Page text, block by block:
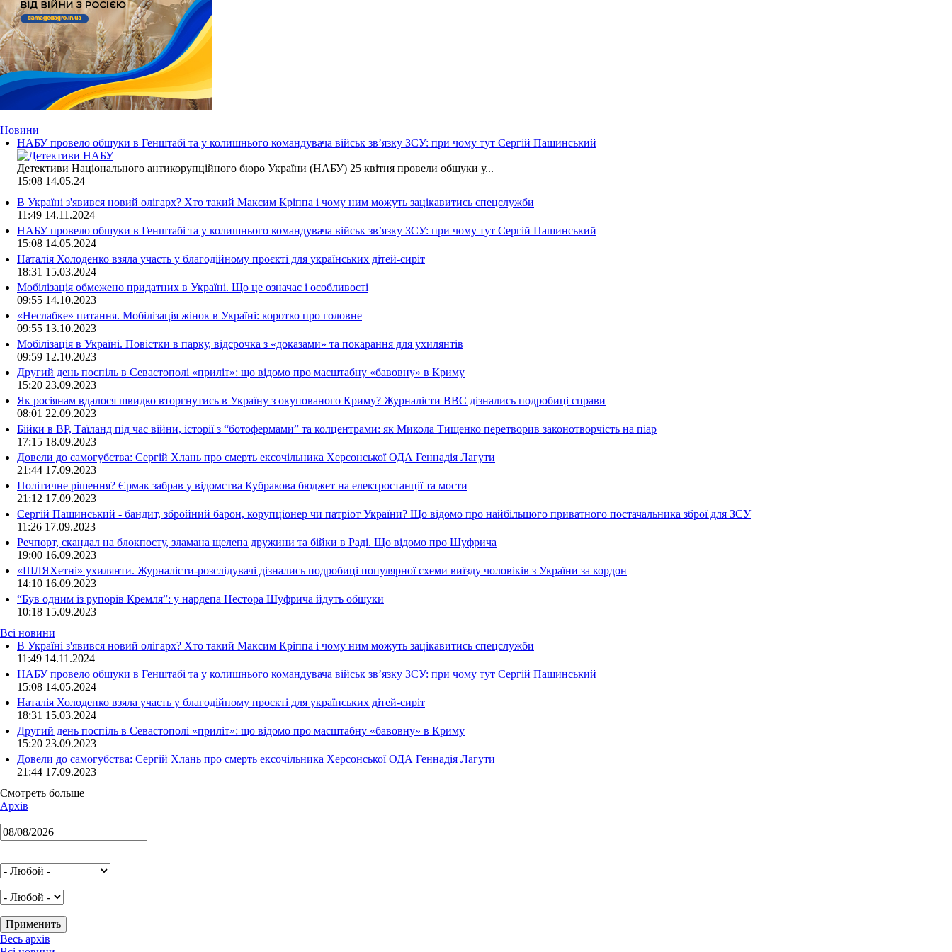
Новини
НАБУ провело обшуки в Генштабі та у колишнього командувача військ зв’язку ЗСУ: при чому тут Сергій Пашинський
Детективи Національного антикорупційного бюро України (НАБУ) 25 квітня провели обшуки у...
15:08 14.05.24
В Україні з'явився новий олігарх? Хто такий Максим Кріппа і чому ним можуть зацікавитись спецслужби
11:49 14.11.2024
НАБУ провело обшуки в Генштабі та у колишнього командувача військ зв’язку ЗСУ: при чому тут Сергій Пашинський
15:08 14.05.2024
Наталія Холоденко взяла участь у благодійному проєкті для українських дітей-сиріт
18:31 15.03.2024
Мобілізація обмежено придатних в Україні. Що це означає і особливості
09:55 14.10.2023
«Неслабке» питання. Мобілізація жінок в Україні: коротко про головне
09:55 13.10.2023
Мобілізація в Україні. Повістки в парку, відсрочка з «доказами» та покарання для ухилянтів
09:59 12.10.2023
Другий день поспіль в Севастополі «приліт»: що відомо про масштабну «бавовну» в Криму
15:20 23.09.2023
Як росіянам вдалося швидко вторгнутись в Україну з окупованого Криму? Журналісти ВВС дізнались подробиці справи
08:01 22.09.2023
Бійки в ВР, Таїланд під час війни, історії з “ботофермами” та колцентрами: як Микола Тищенко перетворив законотворчість на піар
17:15 18.09.2023
Довели до самогубства: Сергій Хлань про смерть ексочільника Херсонської ОДА Геннадія Лагути
21:44 17.09.2023
Політичне рішення? Єрмак забрав у відомства Кубракова бюджет на електростанції та мости
21:12 17.09.2023
Сергій Пашинський - бандит, збройний барон, корупціонер чи патріот України? Що відомо про найбільшого приватного постачальника зброї для ЗСУ
11:26 17.09.2023
Речпорт, скандал на блокпосту, зламана щелепа дружини та бійки в Раді. Що відомо про Шуфрича
19:00 16.09.2023
«ШЛЯХетні» ухилянти. Журналісти-розслідувачі дізнались подробиці популярної схеми виїзду чоловіків з України за кордон
14:10 16.09.2023
“Був одним із рупорів Кремля”: у нардепа Нестора Шуфрича йдуть обшуки
10:18 15.09.2023
Всі новини
В Україні з'явився новий олігарх? Хто такий Максим Кріппа і чому ним можуть зацікавитись спецслужби
11:49 14.11.2024
НАБУ провело обшуки в Генштабі та у колишнього командувача військ зв’язку ЗСУ: при чому тут Сергій Пашинський
15:08 14.05.2024
Наталія Холоденко взяла участь у благодійному проєкті для українських дітей-сиріт
18:31 15.03.2024
Другий день поспіль в Севастополі «приліт»: що відомо про масштабну «бавовну» в Криму
15:20 23.09.2023
Довели до самогубства: Сергій Хлань про смерть ексочільника Херсонської ОДА Геннадія Лагути
21:44 17.09.2023
Смотреть больше
Архів
Весь архів